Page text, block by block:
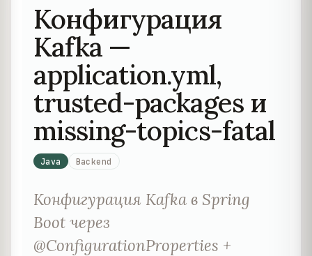
Конфигурация
Kafka —
application.yml,
trusted-packages и
missing-topics-fatal
Java Backend
Конфигурация Kafka в Spring
Boot через
@ConfigurationProperties +